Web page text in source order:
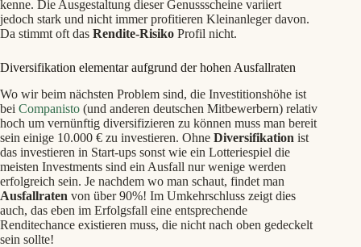
kenne. Die Ausgestaltung dieser Genussscheine variiert
jedoch stark und nicht immer profitieren Kleinanleger davon.
Da stimmt oft das Rendite-Risiko Profil nicht.
Diversifikation elementar aufgrund der hohen Ausfallraten
Wo wir beim nächsten Problem sind, die Investitionshöhe ist
bei Companisto (und anderen deutschen Mitbewerbern) relativ
hoch um vernünftig diversifizieren zu können muss man bereit
sein einige 10.000 € zu investieren. Ohne Diversifikation ist
das investieren in Start-ups sonst wie ein Lotteriespiel die
meisten Investments sind ein Ausfall nur wenige werden
erfolgreich sein. Je nachdem wo man schaut, findet man
Ausfallraten von über 90%! Im Umkehrschluss zeigt dies
auch, das eben im Erfolgsfall eine entsprechende
Renditechance existieren muss, die nicht nach oben gedeckelt
sein sollte!